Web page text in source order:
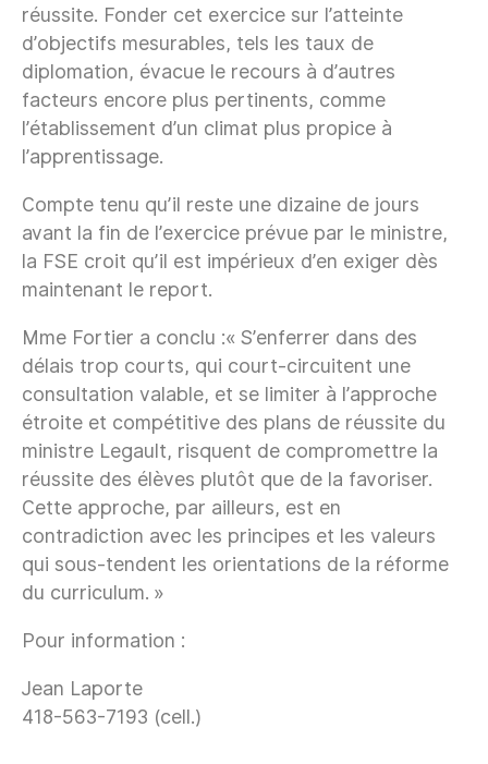
réussite. Fonder cet exercice sur l’atteinte
d’objectifs mesurables, tels les taux de
diplomation, évacue le recours à d’autres
facteurs encore plus pertinents, comme
l’établissement d’un climat plus propice à
l’apprentissage.
Compte tenu qu’il reste une dizaine de jours
avant la fin de l’exercice prévue par le ministre,
la FSE croit qu’il est impérieux d’en exiger dès
maintenant le report.
Mme Fortier a conclu :« S’enferrer dans des
délais trop courts, qui court-circuitent une
consultation valable, et se limiter à l’approche
étroite et compétitive des plans de réussite du
ministre Legault, risquent de compromettre la
réussite des élèves plutôt que de la favoriser.
Cette approche, par ailleurs, est en
contradiction avec les principes et les valeurs
qui sous-tendent les orientations de la réforme
du curriculum. »
Pour information :
Jean Laporte
418-563-7193 (cell.)